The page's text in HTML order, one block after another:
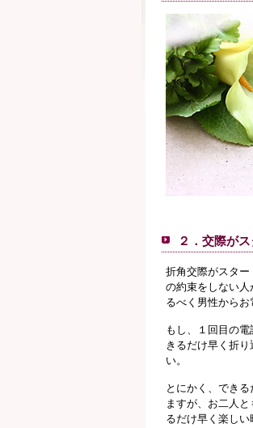
２．交際が
折角交際がスター
の約束をしない
るべく男性からお
もし、１回目の
きるだけ早く折
い。
とにかく、でき
ますが、お二人
るだけ早く楽し